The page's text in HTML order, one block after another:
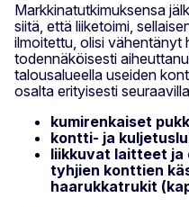
Markkinatutkimuksensa
siitä, että liiketoimi,
ilmoitettu, olisi vähentänyt
todennäköisesti
talousalueella useiden
osalta erityisesti
kumirenkaiset
kontti- ja
liikkuvat laitteet
tyhjien konttien
haarukkatrukit